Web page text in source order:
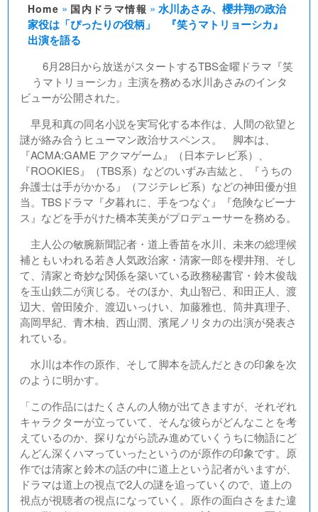
Home » 国内ドラマ情報 » 水川あさみ、櫻井翔の政治
家役は「ぴったりの役柄」 『笑うマトリョーシカ』
出演を語る
6月28日から放送がスタートするTBS金曜ドラマ『笑
うマトリョーシカ』主演を務める水川あさみのインタ
ビューが公開された。
早見和真の同名小説を実写化する本作は、人間の欲望と
謎が絡み合うヒューマン政治サスペンス。 脚本は、
『ACMA:GAME アクマゲーム』（日本テレビ系）、
『ROOKIES』（TBS系）などのいずみ吉紘と、『うちの
弁護士は手がかかる』（フジテレビ系）などの神田優が担
当。TBSドラマ『夕暮れに、手をつなぐ』『危険なビーナ
ス』などを手がけた橋本芙美がプロデューサーを務める。
主人公の敏腕新聞記者・道上香苗を水川、未来の総理候
補ともいわれる若き人気政治家・清家一郎を櫻井翔、そし
て、清家と奇妙な関係を築いている政務秘書官・鈴木俊哉
を玉山鉄二が演じる。そのほか、丸山智己、和田正人、渡
辺大、曽田陵介、渡辺いっけい、加藤雅也、筒井真理子、
高岡早紀、青木柚、西山潤、濱尾ノリタカの出演が発表さ
れている。
水川は本作の原作、そして脚本を読んだときの印象を次
のように明かす。
「この作品にはたくさんの人物が出てきますが、それぞれ
キャラクターが立っていて、そんな彼らがどんなことを考
えているのか、探りながら読み進めていくうちに物語にど
んどん深くハマっていったというのが原作の印象です。原
作では清家と鈴木の話の中に道上という記者がいますが、
ドラマは道上の視点で2人の謎を追っていくので、道上の
視点が視聴者の視点になっていく。原作の面白さをまた違